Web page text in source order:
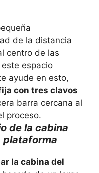
de la distancia
centro de las
espacio
ayude en esto,
con tres clavos
barra cercana al
proceso.
de la cabina
plataforma
la cabina del